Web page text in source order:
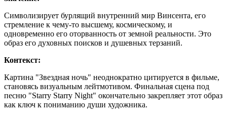
Символизирует бурлящий внутренний мир Винсента, его
стремление к чему-то высшему, космическому, и
одновременно его оторванность от земной реальности. Это
образ его духовных поисков и душевных терзаний.
Контекст:
Картина "Звездная ночь" неоднократно цитируется в фильме,
становясь визуальным лейтмотивом. Финальная сцена под
песню "Starry Starry Night" окончательно закрепляет этот образ
как ключ к пониманию души художника.